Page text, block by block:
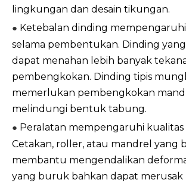
lingkungan dan desain tikungan.
● Ketebalan dinding
selama pembentukan. Dinding
dapat menahan lebih banyak
pembengkokan. Dinding tipis
memerlukan pembengkokan
melindungi bentuk tabung.
● Peralatan mempengaruhi
Cetakan, roller, atau mandrel yang
membantu mengendalikan
yang buruk bahkan dapat merusak